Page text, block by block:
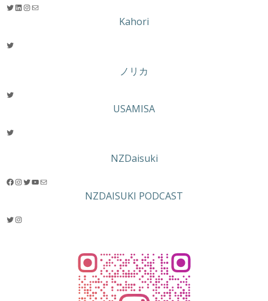
Twitter LinkedIn Instagramメール
Kahori
Twitter
ノリカ
Twitter
USAMISA
Twitter
NZDaisuki
Facebook InstagramTwitter YouTube メール
NZDAISUKI PODCAST
Twitter Instagram